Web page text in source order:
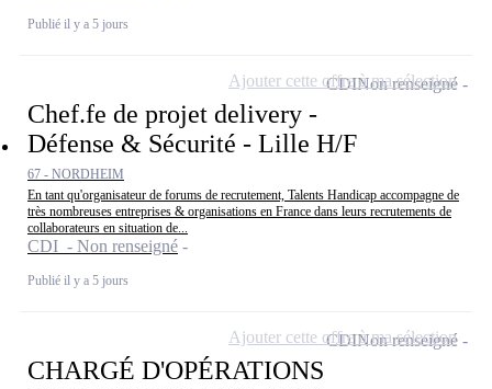
Publié il y a 5 jours
Chef.fe de projet delivery -
Défense & Sécurité - Lille H/F
67 - NORDHEIM
En tant qu'organisateur de forums de recrutement, Talents Handicap accompagne de
très nombreuses entreprises & organisations en France dans leurs recrutements de
collaborateurs en situation de...
CDI - Non renseigné
Publié il y a 5 jours
CDINon renseigné
Ajouter cette offre à ma sélection
CHARGÉ D'OPÉRATIONS
CDINon renseigné
Ajouter cette offre à ma sélection